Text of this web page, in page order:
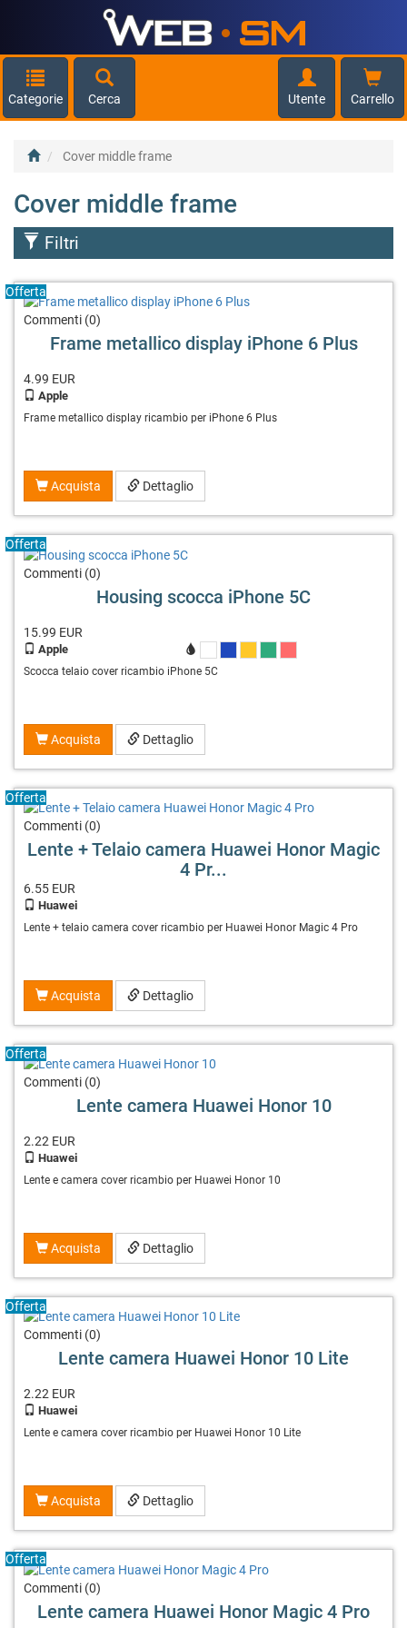
Categorie Cerca Utente Carrello
Cover middle frame
Cover middle frame
Filtri
Offerta
Commenti (0)
Frame metallico display iPhone 6 Plus
4.99 EUR
Apple
Frame metallico display ricambio per iPhone 6 Plus
Acquista Dettaglio
Offerta
Commenti (0)
Housing scocca iPhone 5C
15.99 EUR
Apple
Scocca telaio cover ricambio iPhone 5C
Acquista Dettaglio
Offerta
Commenti (0)
Lente + Telaio camera Huawei Honor Magic
4 Pr...
6.55 EUR
Huawei
Lente + telaio camera cover ricambio per Huawei Honor Magic 4 Pro
Acquista Dettaglio
Offerta
Commenti (0)
Lente camera Huawei Honor 10
2.22 EUR
Huawei
Lente e camera cover ricambio per Huawei Honor 10
Acquista Dettaglio
Offerta
Commenti (0)
Lente camera Huawei Honor 10 Lite
2.22 EUR
Huawei
Lente e camera cover ricambio per Huawei Honor 10 Lite
Acquista Dettaglio
Offerta
Commenti (0)
Lente camera Huawei Honor Magic 4 Pro